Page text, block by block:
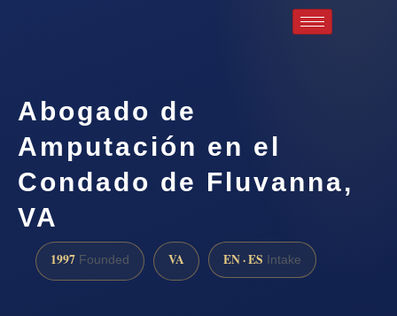
Abogado de
Amputación en el
Condado de Fluvanna,
VA
1997 Founded VA EN · ES Intake